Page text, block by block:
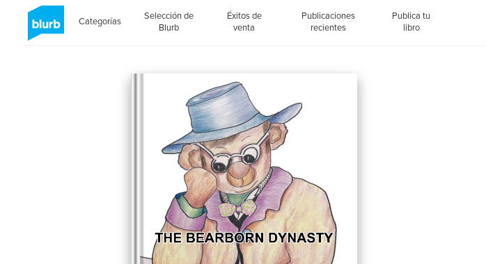
Categorías
Selección de
Blurb
Éxitos de
venta
Publicaciones
recientes
Publica tu
libro